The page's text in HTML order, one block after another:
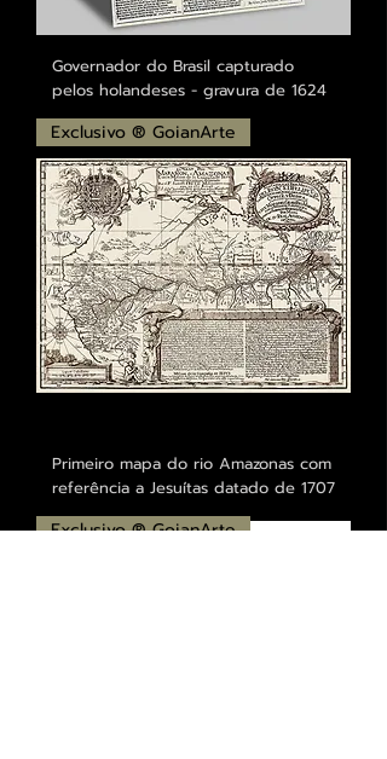
Governador do Brasil capturado
pelos holandeses - gravura de 1624
Exclusivo ® GoianArte
Primeiro mapa do rio Amazonas com
referência a Jesuítas datado de 1707
Exclusivo ® GoianArte